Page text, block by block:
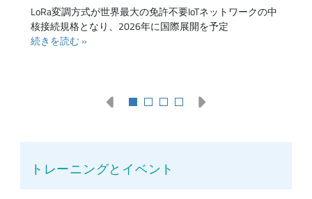
LoRa変調方式が世界最大の免許不要IoTネットワークの中
核接続規格となり、2026年に国際展開を予定
続きを読む
トレーニングとイベント